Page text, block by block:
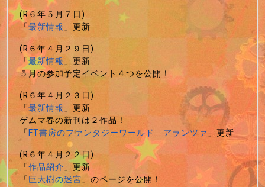
(R６年５月７日)
「最新情報」更新
(R６年４月２９日)
「最新情報」更新
５月の参加予定イベント４つを公開！
(R６年４月２３日)
「最新情報」更新
ゲムマ春の新刊は２作品！
「FT書房のファンタジーワールド アランツァ」更新
(R６年４月２２日)
「作品紹介」更新
「巨大樹の迷宮」のページを公開！